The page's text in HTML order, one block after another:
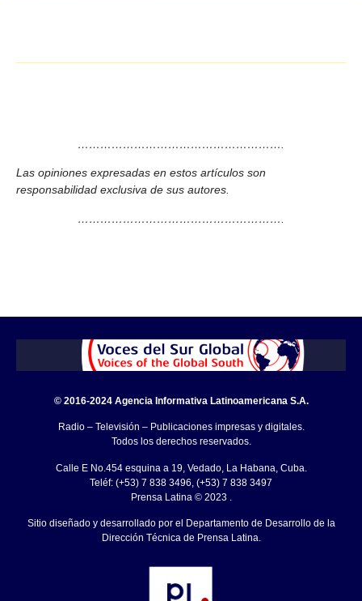
……………………………………………….
Las opiniones expresadas en estos artículos son
responsabilidad exclusiva de sus autores.
……………………………………………….
© 2016-2024 Agencia Informativa Latinoamericana S.A.
Radio – Televisión – Publicaciones impresas y digitales.
Todos los derechos reservados.
Calle E No.454 esquina a 19, Vedado, La Habana, Cuba.
Teléf: (+53) 7 838 3496, (+53) 7 838 3497
Prensa Latina © 2023 .
Sitio diseñado y desarrollado por el Departamento de Desarrollo de la
Dirección Técnica de Prensa Latina.